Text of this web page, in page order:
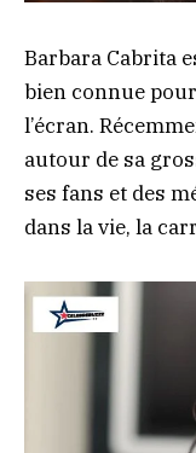
Barbara Cabrita
bien connue
l’écran.
autour de sa
ses fans et des
dans la vie, la